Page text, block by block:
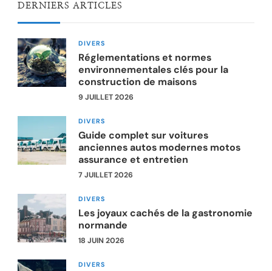
DERNIERS ARTICLES
DIVERS
Réglementations et normes
environnementales clés pour la
construction de maisons
9 JUILLET 2026
DIVERS
Guide complet sur voitures
anciennes autos modernes motos
assurance et entretien
7 JUILLET 2026
DIVERS
Les joyaux cachés de la gastronomie
normande
18 JUIN 2026
DIVERS